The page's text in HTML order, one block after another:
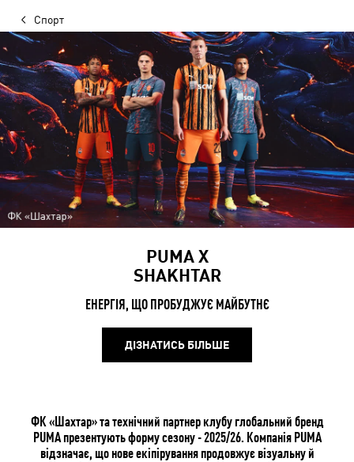
Спорт
PUMA X
SHAKHTAR
ЕНЕРГІЯ, ЩО ПРОБУДЖУЄ МАЙБУТНЄ
ДІЗНАТИСЬ БІЛЬШЕ
ФК «Шахтар» та технічний партнер клубу глобальний бренд
PUMA презентують форму сезону - 2025/26. Компанія PUMA
відзначає, що нове екіпірування продовжує візуальну й